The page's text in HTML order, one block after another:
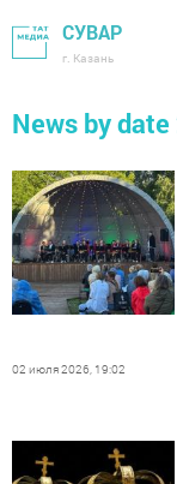
СУВАР
г. Казань
News by
02 июля 2026, 19:02